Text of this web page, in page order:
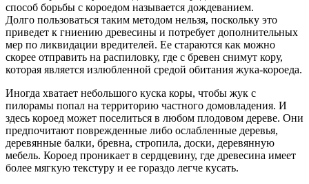
способ борьбы с короедом называется дождеванием.
Долго пользоваться таким методом нельзя, поскольку это
приведет к гниению древесины и потребует дополнительных
мер по ликвидации вредителей. Ее стараются как можно
скорее отправить на распиловку, где с бревен снимут кору,
которая является излюбленной средой обитания жука-короеда.
Иногда хватает небольшого куска коры, чтобы жук с
пилорамы попал на территорию частного домовладения. И
здесь короед может поселиться в любом плодовом дереве. Они
предпочитают поврежденные либо ослабленные деревья,
деревянные балки, бревна, стропила, доски, деревянную
мебель. Короед проникает в сердцевину, где древесина имеет
более мягкую текстуру и ее гораздо легче кусать.